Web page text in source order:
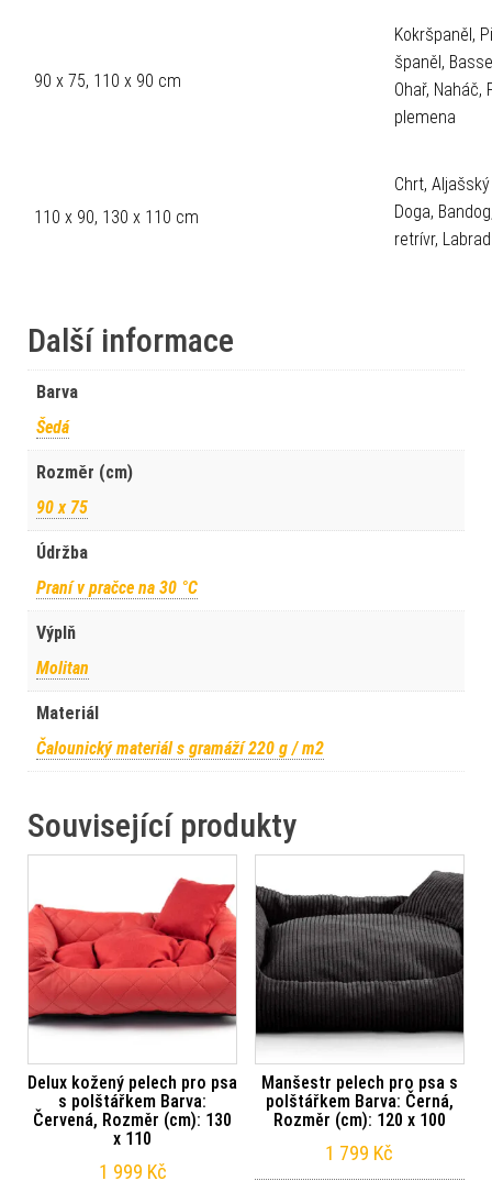
90 x 75, 110 x 90 cm
Kokršpaněl,
španěl,
Ohař, Naháč,
plemena
110 x 90, 130 x 110 cm
Chrt,
Doga,
retrívr,
Další informace
Barva
Šedá
Rozměr (cm)
90 x 75
Údržba
Praní v pračce na 30 °C
Výplň
Molitan
Materiál
Čalounický materiál s gramáží 220 g / m2
Související produkty
Delux kožený pelech pro psa
s polštářkem Barva:
Červená, Rozměr (cm): 130
x 110
1 999 Kč
Manšestr pelech pro psa s
polštářkem Barva: Černá,
Rozměr (cm): 120 x 100
1 799 Kč